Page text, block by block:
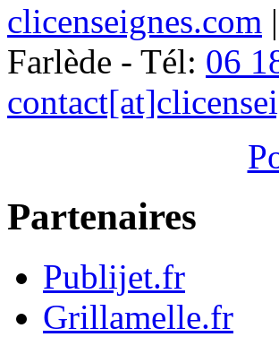
clicenseignes.com
Farlède - Tél: 06
Partenaires
Publijet.fr
Grillamelle.fr